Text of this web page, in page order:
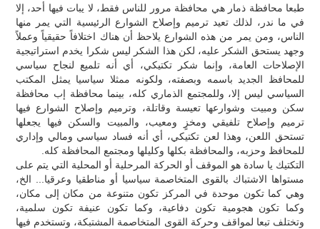
طبعا محافظة ذمار هي محافظة مرور للناس فقط، لا يبات فيها أحد، إلا
في ما ندر، لذلك تعيد ترميم وإصلاح الشوارع الرئيسية التي يمر منها
الناس، ومن يمر من هذه الشوارع يلاحظ أن هناك اختلافاً حقيقياً وعملاً
وجهد يستحق الشكر عليه، لكن هذا الشكر ليس شكرا يخدم استراتيجية
الإصلاحات العامة، وإنما شكر تكتيكي، أي أنه تلميع لنجاح سياسي
للمحافظ الجديد باسمه وبصفته، ولكونه ممثلا سياسيا يمثل المكتب
السياسي ليس إلا، وللمجتمع الذماري كله، بينما محافظة إب محافظة
سكن ومبيت وشوارعها تعيسة وقاتلة، وترميم وإصلاح الشوارع فيها
ترميم وإصلاح تلفيقي ومخزٍ ومعيب، والمبيت والسكن فيها يجعلها
تستحق اللعن، وهذا لعن تكتيكي، أي أنه فساد سياسي ومالي وإداري
للمحافظ وحزبه، والمحافظة بكلها وكليلها ومجتمع المحافظة كله.
التكتيك يا سادة هو الموقف أو الحركة المرحلية أو المحلية التي يتم على
مستواها الاشتباك بالقوى المتخاصمة سياسيا أو مناطقيا وعرقيا... الخ،
وهي كما تكون موحدة في المركز تكون متنوعة من مكان إلى مكان،
وكما تكون هجومية تكون دفاعية، وكما تكون عنيفة تكون سلمية،
وتختلف تبعا لمواقف وحركة القوى المتخاصمة المشتبكة، وتستخدم فيها